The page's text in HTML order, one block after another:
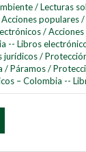
/ Lecturas
Acciones populares /
/
-- Libros
jurídicos/
/Páramos/
– Colombia --